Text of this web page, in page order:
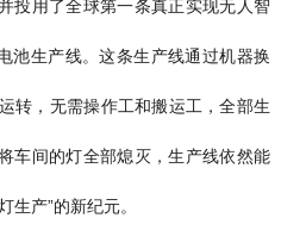
投用了全球第一条真正实现无人智
池生产线。这条生产线通过机器换
转，无需操作工和搬运工，全部生
车间的灯全部熄灭，生产线依然能
生产”的新纪元。